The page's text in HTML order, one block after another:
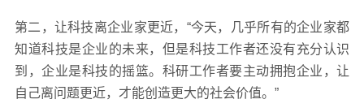
第二，让科技离企业家更近，“今天，几乎所有的企业家都
知道科技是企业的未来，但是科技工作者还没有充分认识
到，企业是科技的摇篮。科研工作者要主动拥抱企业，让
自己离问题更近，才能创造更大的社会价值。”